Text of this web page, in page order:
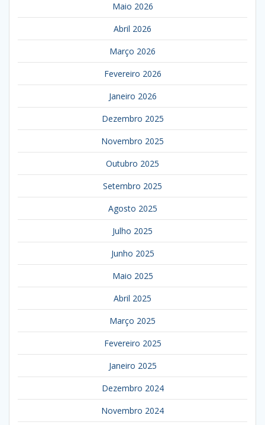
Maio 2026
Abril 2026
Março 2026
Fevereiro 2026
Janeiro 2026
Dezembro 2025
Novembro 2025
Outubro 2025
Setembro 2025
Agosto 2025
Julho 2025
Junho 2025
Maio 2025
Abril 2025
Março 2025
Fevereiro 2025
Janeiro 2025
Dezembro 2024
Novembro 2024